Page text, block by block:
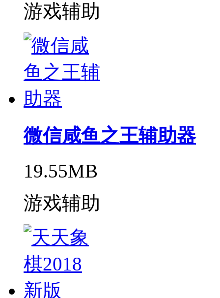
游戏辅助
微信咸鱼之王辅助器
19.55MB
游戏辅助